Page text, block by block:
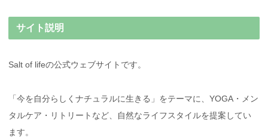
サイト説明
Salt of lifeの公式ウェブサイトです。
「今を自分らしくナチュラルに生きる」をテーマに、YOGA・メン
タルケア・リトリートなど、自然なライフスタイルを提案してい
ます。